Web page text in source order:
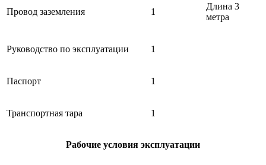
Провод заземления 1
Длина 3
метра
Руководство по эксплуатации 1
Паспорт 1
Транспортная тара 1
Рабочие условия эксплуатации